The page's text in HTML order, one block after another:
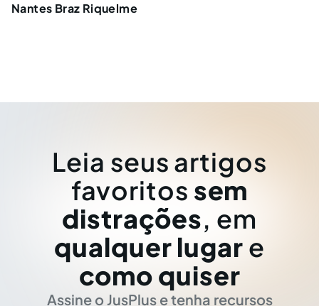
Nantes Braz Riquelme
Leia seus artigos
favoritos sem
distrações, em
qualquer lugar e
como quiser
Assine o JusPlus e tenha recursos